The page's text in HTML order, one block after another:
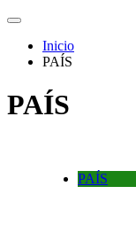
Inicio
PAÍS
PAÍS
PAÍS